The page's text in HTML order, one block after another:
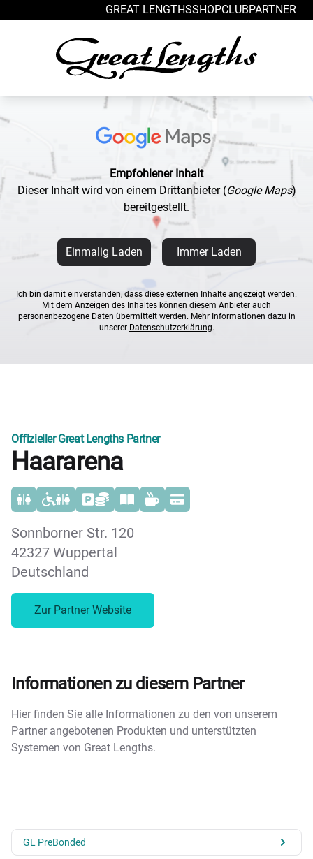
GREAT LENGTHSSHOPCLUBPARTNER
Empfohlener Inhalt
Dieser Inhalt wird von einem Drittanbieter (Google Maps)
bereitgestellt.
Einmalig Laden Immer Laden
Ich bin damit einverstanden, dass diese externen Inhalte angezeigt werden.
Mit dem Anzeigen des Inhaltes können diesem Anbieter auch
personenbezogene Daten übermittelt werden. Mehr Informationen dazu in
unserer Datenschutzerklärung.
Offizieller Great Lengths Partner
Haararena
Sonnborner Str. 120
42327 Wuppertal
Deutschland
Zur Partner Website
Informationen zu diesem Partner
Hier finden Sie alle Informationen zu den von unserem
Partner angebotenen Produkten und unterstützten
Systemen von Great Lengths.
GL PreBonded